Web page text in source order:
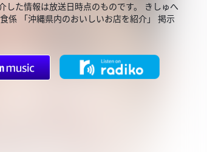
た情報は放送日時点のものです。 きしゅへ
係 「沖縄県内のおいしいお店を紹介」 掲示